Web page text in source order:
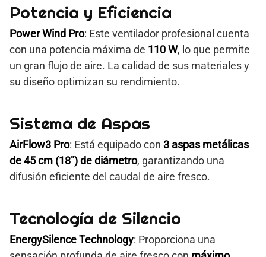
Potencia y Eficiencia
Power Wind Pro: Este ventilador profesional cuenta
con una potencia máxima de 110 W, lo que permite
un gran flujo de aire. La calidad de sus materiales y
su diseño optimizan su rendimiento.
Sistema de Aspas
AirFlow3 Pro: Está equipado con 3 aspas metálicas
de 45 cm (18″) de diámetro, garantizando una
difusión eficiente del caudal de aire fresco.
Tecnología de Silencio
EnergySilence Technology: Proporciona una